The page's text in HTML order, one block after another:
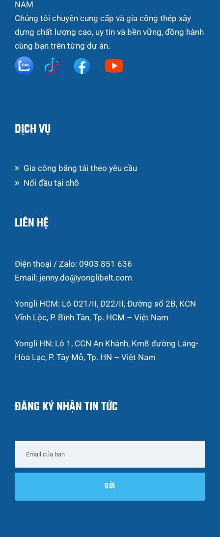
NAM
Chúng tôi chuyên cung cấp và gia công thép xây
dựng chất lượng cao, uy tín và bền vững, đồng hành
cùng bạn trên từng dự án.
DỊCH VỤ
Gia công băng tải theo yêu cầu
Nối đầu tại chỗ
LIÊN HỆ
Điện thoại / Zalo: 0903 851 636
Email: jenny.do@yonglibelt.com
Yongli HCM: Lô D21/II, D22/II, Đường số 2B, KCN
Vĩnh Lộc, P. Bình Tân, Tp. HCM – Việt Nam
Yongli HN: Lô 1, CCN An Khánh, Km8 đường Láng-
Hòa Lạc, P. Tây Mỗ, Tp. HN – Việt Nam
ĐĂNG KÝ NHẬN TIN TỨC